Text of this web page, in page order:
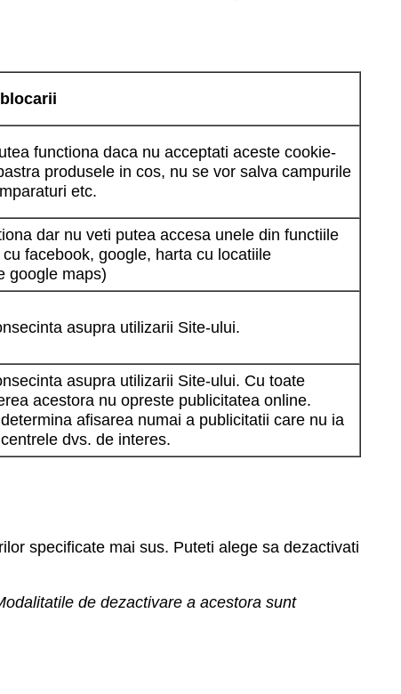
functiona daca nu acceptati aceste cookie-
produsele in cos, nu se vor salva campurile
etc.
dar nu veti putea accesa unele din functiile
facebook, google, harta cu locatiile
google maps)
asupra utilizarii Site-ului.
asupra utilizarii Site-ului. Cu toate
acestora nu opreste publicitatea online.
afisarea numai a publicitatii care nu ia
dvs. de interes.
specificate mai sus. Puteti alege sa dezactivati
de dezactivare a acestora sunt